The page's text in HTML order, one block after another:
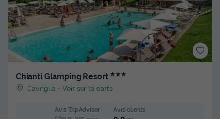
Chianti Glamping Resort ★★★
Cavriglia -Voir sur la carte
Avis TripAdvisor
Avis clients